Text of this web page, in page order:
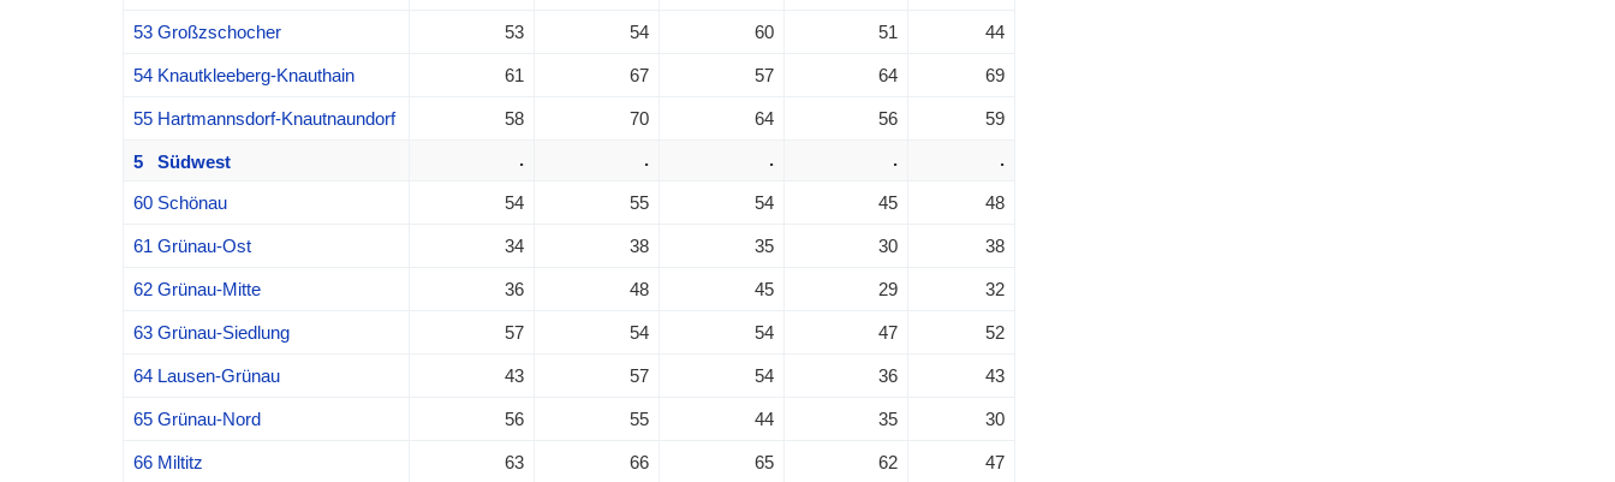
53 Großzschocher 53 54 60 51 44
54 Knautkleeberg-Knauthain 61 67 57 64 69
55 Hartmannsdorf-Knautnaundorf 58 70 64 56 59
5 Südwest . . . . .
60 Schönau 54 55 54 45 48
61 Grünau-Ost 34 38 35 30 38
62 Grünau-Mitte 36 48 45 29 32
63 Grünau-Siedlung 57 54 54 47 52
64 Lausen-Grünau 43 57 54 36 43
65 Grünau-Nord 56 55 44 35 30
66 Miltitz 63 66 65 62 47